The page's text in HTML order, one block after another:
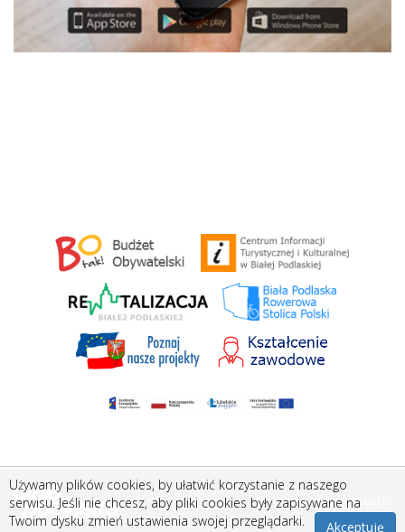
Stworzone przezAmistad.pl
Używamy plików cookies, by ułatwić korzystanie z naszego
serwisu. Jeśli nie chcesz, aby pliki cookies były zapisywane na
Twoim dysku zmień ustawienia swojej przeglądarki.
Akceptuję